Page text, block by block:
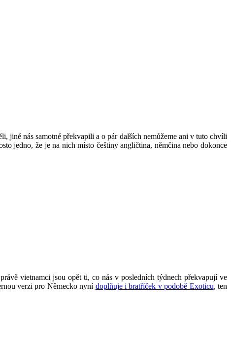
jiné nás samotné překvapili a o pár dalších nemůžeme ani v tuto chvíli
jedno, že je na nich místo češtiny angličtina, němčina nebo dokonce
vietnamci jsou opět ti, co nás v posledních týdnech překvapují ve
verzi pro Německo nyní doplňuje i bratříček v podobě Exoticu, ten